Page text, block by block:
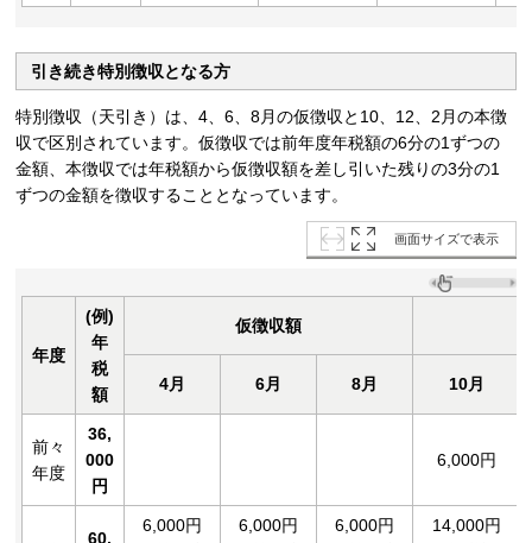
引き続き特別徴収となる方
特別徴収（天引き）は、4、6、8月の仮徴収と10、12、2月の本徴
収で区別されています。仮徴収では前年度年税額の6分の1ずつの
金額、本徴収では年税額から仮徴収額を差し引いた残りの3分の1
ずつの金額を徴収することとなっています。
画面サイズで表示
年度
(例)
年
税
額
仮徴収額
4月 6月 8月 10月
前々
年度
36,
000
円
6,000円
60,
6,000円
6,000円
6,000円
14,000円